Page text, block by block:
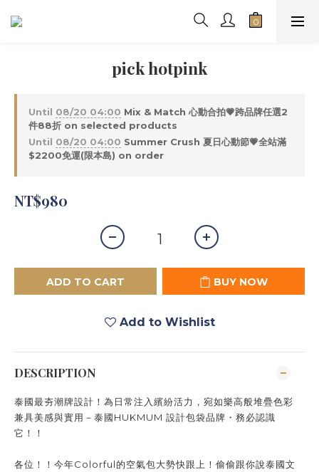
pick hotpink
Until 08/20 04:00 Mix & Match 心動合拍💗跨品牌任選2
件88折 on selected products
Until 08/20 04:00 Summer Crush 夏日心動節💗全站滿
$2200免運(限本島) on order
NT$980
ADD TO CART BUY NOW
Add to Wishlist
DESCRIPTION
泰國最夯潮牌設計！為日常注入繽紛活力，宛如樂高般堆疊色彩
兼具美感與實用－泰國HUKMUM 設計包袋品牌・務必認識
它！！
各位！！今年Colorful的空氣包大勢快跟上！偷偷跟你說泰國文